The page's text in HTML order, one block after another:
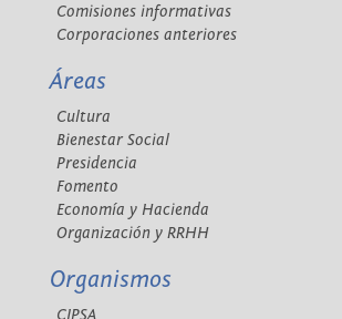
Comisiones informativas
Corporaciones anteriores
Áreas
Cultura
Bienestar Social
Presidencia
Fomento
Economía y Hacienda
Organización y RRHH
Organismos
CIPSA